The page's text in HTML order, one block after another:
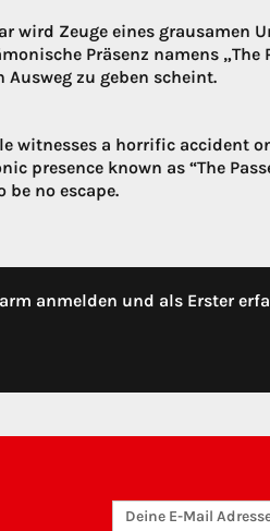
wird Zeuge eines grausamen
Präsenz namens
Ausweg zu geben scheint.
witnesses a horrific accident
presence known as “The
be no escape.
anmelden und als Erster